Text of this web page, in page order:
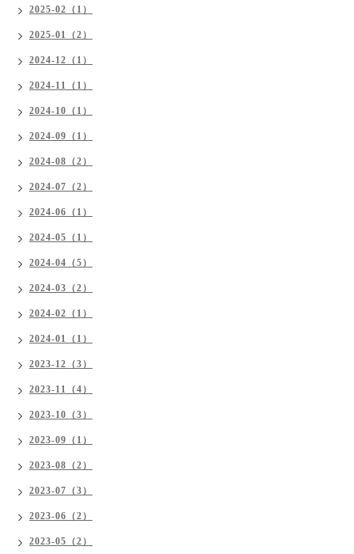
2025-02（1）
2025-01（2）
2024-12（1）
2024-11（1）
2024-10（1）
2024-09（1）
2024-08（2）
2024-07（2）
2024-06（1）
2024-05（1）
2024-04（5）
2024-03（2）
2024-02（1）
2024-01（1）
2023-12（3）
2023-11（4）
2023-10（3）
2023-09（1）
2023-08（2）
2023-07（3）
2023-06（2）
2023-05（2）